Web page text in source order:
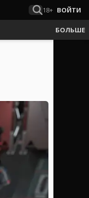
18+ ВОЙТИ
БОЛЬШЕ